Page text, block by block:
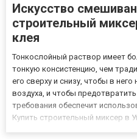
Искусство
строительный
клея
Тонкослойный раствор имеет
тонкую консистенцию, чем
его сверху и снизу, чтобы в
воздуха, и чтобы
требования обеспечит
Купить строительный миксер в